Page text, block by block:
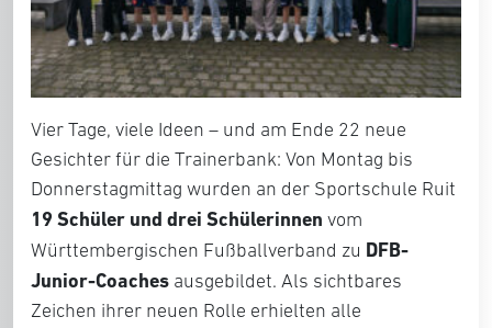
Vier Tage, viele Ideen – und am Ende 22 neue
Gesichter für die Trainerbank: Von Montag bis
Donnerstagmittag wurden an der Sportschule Ruit
19 Schüler und drei Schülerinnen vom
Württembergischen Fußballverband zu DFB-
Junior-Coaches ausgebildet. Als sichtbares
Zeichen ihrer neuen Rolle erhielten alle